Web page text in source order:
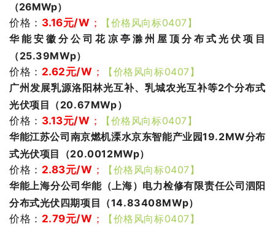
（26MWp）
价格： 3.16元/W ；
【价格风向标0407】
华能安徽分公司花凉亭滁州屋顶分布式光伏项目
（25.39MWp）
价格： 2.62元/W ；
【价格风向标0407】
广州发展乳源洛阳林光互补、乳城农光互补等2个分布式
光伏项目（20.67MWp）
价格： 3.13元/W ；
【价格风向标0407】
华能江苏公司南京燃机溧水京东智能产业园19.2MW分布
式光伏项目（20.0012MWp）
价格： 2.83元/W ；
【价格风向标0407】
华能上海分公司华能（上海）电力检修有限责任公司泗阳
分布式光伏四期项目（14.83408MWp）
价格： 2.79元/W ；
【价格风向标0407】